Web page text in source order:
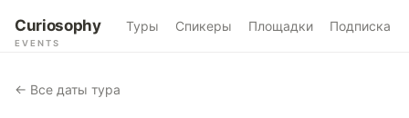
Curiosophy
EVENTS
Туры Спикеры Площадки Подписка
← Все даты тура